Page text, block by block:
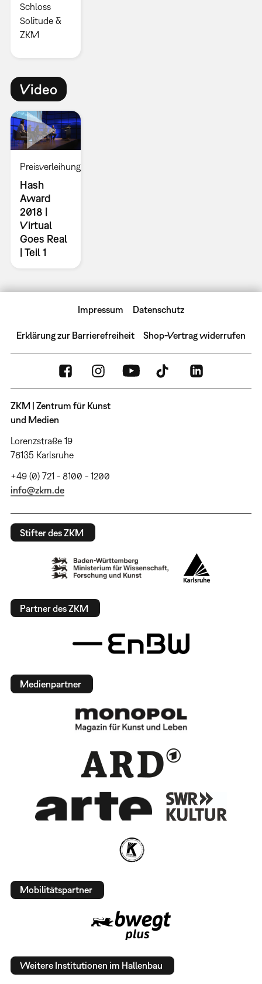
Schloss
Solitude &
ZKM
Video
Preisverleihung
Hash
Award
2018 |
Virtual
Goes Real
| Teil 1
Impressum Datenschutz
Erklärung zur Barrierefreiheit Shop-Vertrag widerrufen
ZKM | Zentrum für Kunst
und Medien
Lorenzstraße 19
76135 Karlsruhe
+49 (0) 721 - 8100 - 1200
info@zkm.de
Stifter des ZKM
Partner des ZKM
Medienpartner
Mobilitätspartner
Weitere Institutionen im Hallenbau